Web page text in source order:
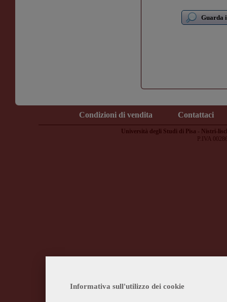
Informativa sull'utilizzo dei cookie
Guarda
Condizioni di vendita Contattaci
Università degli Studi di Pisa - Nistri-
P.IVA